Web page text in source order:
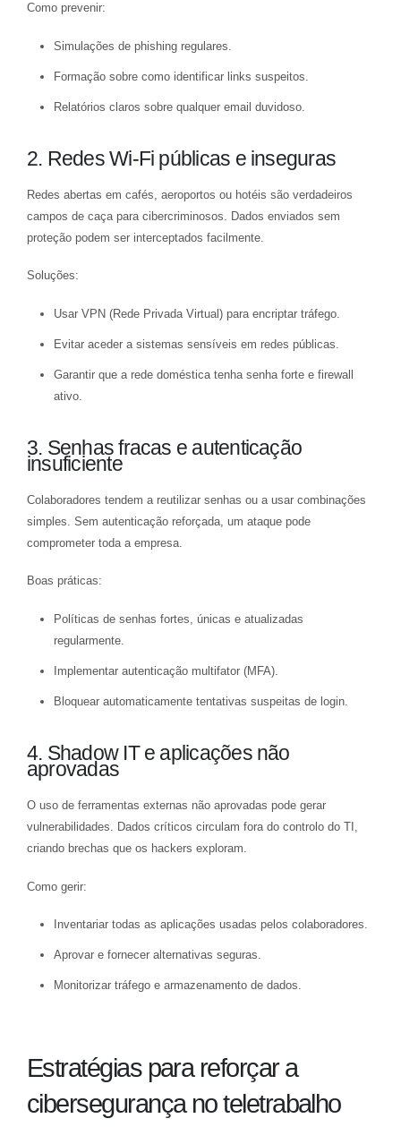
Como prevenir:
Simulações de phishing regulares.
Formação sobre como identificar links suspeitos.
Relatórios claros sobre qualquer email duvidoso.
2. Redes Wi-Fi públicas e inseguras
Redes abertas em cafés, aeroportos ou hotéis são verdadeiros
campos de caça para cibercriminosos. Dados enviados sem
proteção podem ser interceptados facilmente.
Soluções:
Usar VPN (Rede Privada Virtual) para encriptar tráfego.
Evitar aceder a sistemas sensíveis em redes públicas.
Garantir que a rede doméstica tenha senha forte e firewall
ativo.
3. Senhas fracas e autenticação
insuficiente
Colaboradores tendem a reutilizar senhas ou a usar combinações
simples. Sem autenticação reforçada, um ataque pode
comprometer toda a empresa.
Boas práticas:
Políticas de senhas fortes, únicas e atualizadas
regularmente.
Implementar autenticação multifator (MFA).
Bloquear automaticamente tentativas suspeitas de login.
4. Shadow IT e aplicações não
aprovadas
O uso de ferramentas externas não aprovadas pode gerar
vulnerabilidades. Dados críticos circulam fora do controlo do TI,
criando brechas que os hackers exploram.
Como gerir:
Inventariar todas as aplicações usadas pelos colaboradores.
Aprovar e fornecer alternativas seguras.
Monitorizar tráfego e armazenamento de dados.
Estratégias para reforçar a
cibersegurança no teletrabalho